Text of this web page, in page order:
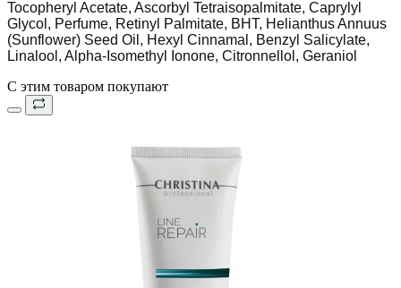
Tocopheryl Acetate, Ascorbyl Tetraisopalmitate, Caprylyl
Glycol, Perfume, Retinyl Palmitate, BHT, Helianthus Annuus
(Sunflower) Seed Oil, Hexyl Cinnamal, Benzyl Salicylate,
Linalool, Alpha-Isomethyl Ionone, Citronnellol, Geraniol
С этим товаром покупают